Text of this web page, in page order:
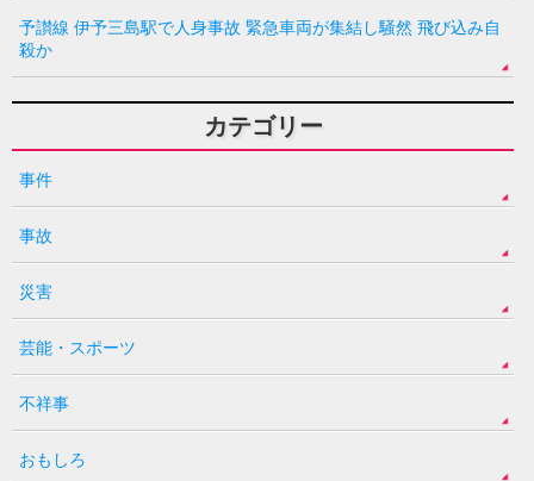
予讃線 伊予三島駅で人身事故 緊急車両が集結し騒然 飛び込み自
殺か
カテゴリー
事件
事故
災害
芸能・スポーツ
不祥事
おもしろ